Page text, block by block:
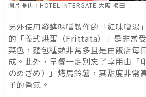
圖片提供：HOTEL INTERGATE 大阪 梅田
另外使用發酵味噌製作的「紅味噌湯
的「義式烘蛋（Frittata）」是非常
菜色，麵包種類非常多且是由飯店每
成。此外，早餐一定別忘了享用由「
のめざめ）」烤馬鈴薯，其甜度非常
子的香氣。